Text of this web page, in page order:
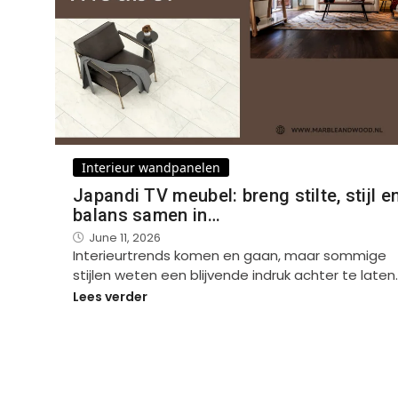
Interieur wandpanelen
Japandi TV meubel: breng stilte, stijl
balans samen in…
June 11, 2026
Interieurtrends komen en gaan, maar sommige
stijlen weten een blijvende indruk achter te
Lees verder